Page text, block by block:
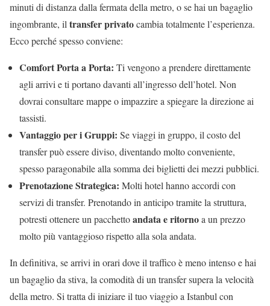
minuti di distanza dalla fermata della metro, o se hai un bagaglio
ingombrante, il transfer privatocambia totalmente l’esperienza.
Ecco perché spesso conviene:
Comfort Porta a Porta: Ti vengono a prendere direttamente
agli arrivi e ti portano davanti all’ingresso dell’hotel. Non
dovrai consultare mappe o impazzire a spiegare la direzione ai
tassisti.
Vantaggio per i Gruppi: Se viaggi in gruppo, il costo del
transfer può essere diviso, diventando molto conveniente,
spesso paragonabile alla somma dei biglietti dei mezzi pubblici.
Prenotazione Strategica: Molti hotel hanno accordi con
servizi di transfer. Prenotando in anticipo tramite la struttura,
potresti ottenere un pacchettoandata e ritornoa un prezzo
molto più vantaggioso rispetto alla sola andata.
In definitiva, se arrivi in orari dove il traffico è meno intenso e hai
un bagaglio da stiva, la comodità di un transfer supera la velocità
della metro. Si tratta di iniziare il tuo viaggio a Istanbul con